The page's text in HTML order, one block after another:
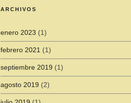
ARCHIVOS
enero 2023 (1)
febrero 2021 (1)
septiembre 2019 (1)
agosto 2019 (2)